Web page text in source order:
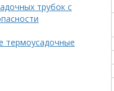
трубок с
термоусадочные